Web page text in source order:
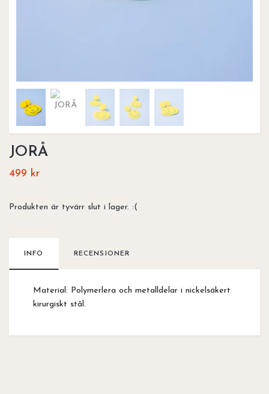
JORÅ
499 kr
Produkten är tyvärr slut i lager. :(
INFO RECENSIONER
Material: Polymerlera och metalldelar i nickelsäkert
kirurgiskt stål.